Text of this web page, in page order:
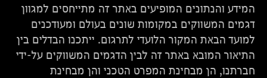
המידע והנתונים המופיעים באתר זה מתייחסים למגוון
דגמים המשווקים במקומות שונים בעולם ומעודכנים
למועד הבאת המקור הלועדי לתרגום. ייתכנו הבדלים בין
התיאור המובא באתר זה לבין הדגמים המשווקים על-ידי
חברתנו, הן מבחינת המפרט הטכני והן מבחינת